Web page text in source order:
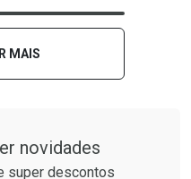
Laboratório
Por Menos
MAIS
novidades
super descontos